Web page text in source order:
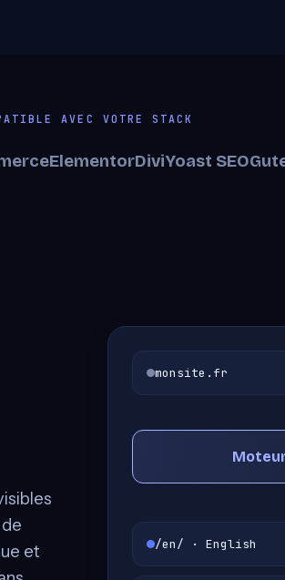
AVEC VOTRE STACK
ElementorDiviYoast SEO
de
et
monsite.fr
Moteur
/en/ · English